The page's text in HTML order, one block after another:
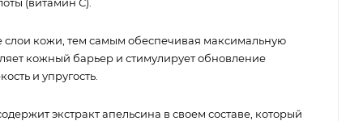
слои кожи, тем самым обеспечивая максимальную
кожный барьер и стимулирует обновление
и упругость.
экстракт апельсина в своем составе, который